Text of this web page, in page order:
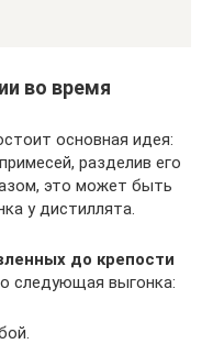
во время
основная идея:
разделив его
это может быть
у дистиллята.
до крепости
следующая выгонка: